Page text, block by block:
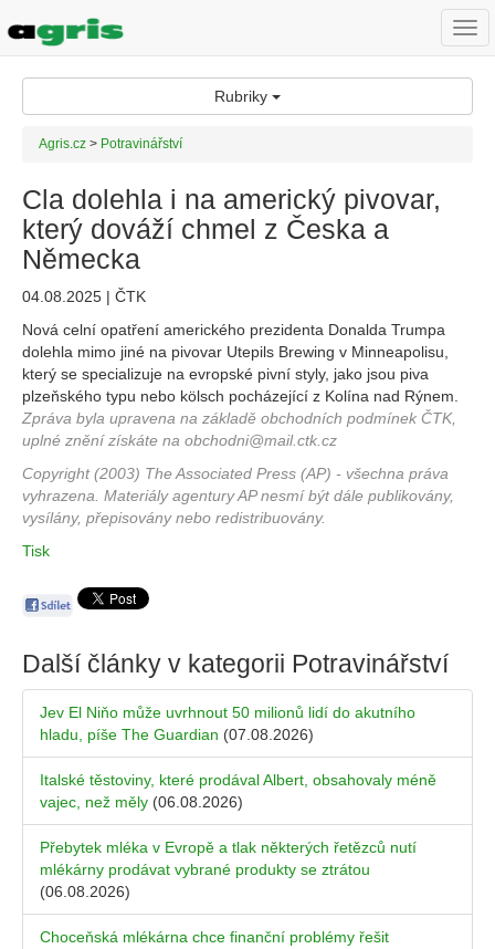
Rubriky
Agris.cz > Potravinářství
Cla dolehla i na americký pivovar,
který dováží chmel z Česka a
Německa
04.08.2025 | ČTK
Nová celní opatření amerického prezidenta Donalda Trumpa
dolehla mimo jiné na pivovar Utepils Brewing v Minneapolisu,
který se specializuje na evropské pivní styly, jako jsou piva
plzeňského typu nebo kölsch pocházející z Kolína nad Rýnem.
Zpráva byla upravena na základě obchodních podmínek ČTK,
uplné znění získáte na obchodni@mail.ctk.cz
Copyright (2003) The Associated Press (AP) - všechna práva
vyhrazena. Materiály agentury AP nesmí být dále publikovány,
vysílány, přepisovány nebo redistribuovány.
Tisk
Další články v kategorii Potravinářství
Jev El Niňo může uvrhnout 50 milionů lidí do akutního
hladu, píše The Guardian (07.08.2026)
Italské těstoviny, které prodával Albert, obsahovaly méně
vajec, než měly (06.08.2026)
Přebytek mléka v Evropě a tlak některých řetězců nutí
mlékárny prodávat vybrané produkty se ztrátou
(06.08.2026)
Choceňská mlékárna chce finanční problémy řešit